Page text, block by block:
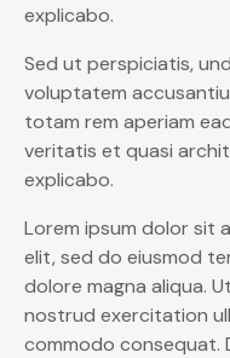
explicabo.
Sed ut perspiciatis,
voluptatem
totam rem aperiam
veritatis et quasi
explicabo.
Lorem ipsum dolor sit
elit, sed do eiusmod
dolore magna aliqua.
nostrud exercitation
commodo consequat.